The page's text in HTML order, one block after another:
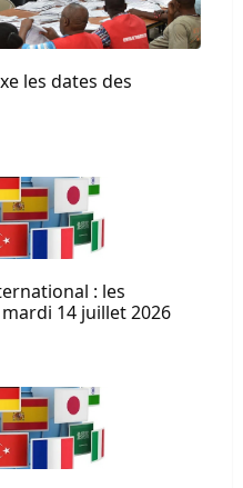
les dates des
: les
14 juillet 2026